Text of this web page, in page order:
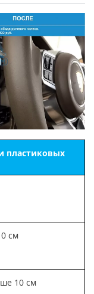
пластиковых
см
10 см